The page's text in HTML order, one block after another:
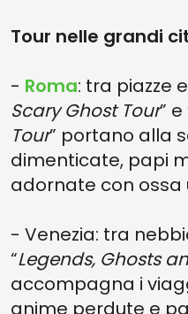
Tour nelle grandi
- Roma: tra piazze
Scary Ghost Tour” e
Tour” portano alla
dimenticate, papi
adornate con ossa
- Venezia: tra
“Legends, Ghosts
accompagna i
anime perdute e